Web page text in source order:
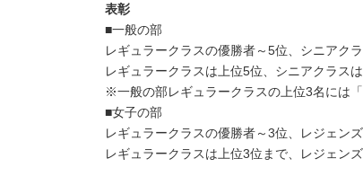
表彰
■一般の部
レギュラークラスの優勝者～5位、シニアク
レギュラークラスは上位5位、シニアクラス
※一般の部レギュラークラスの上位3名には
■女子の部
レギュラークラスの優勝者～3位、レジェン
レギュラークラスは上位3位まで、レジェン